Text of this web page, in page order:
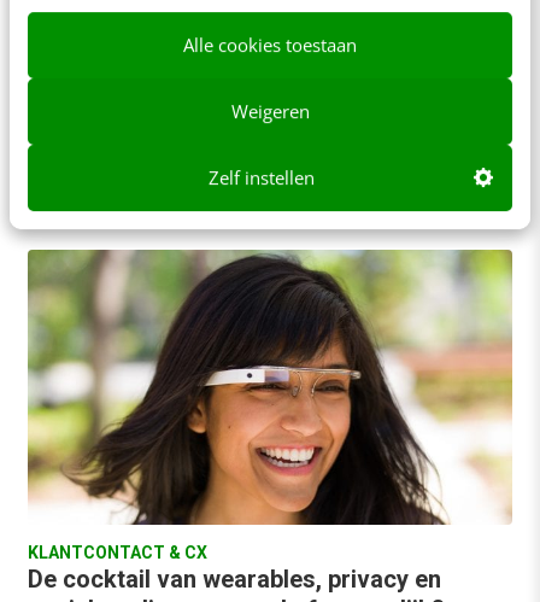
Alle cookies toestaan
Weigeren
Zelf instellen
komende 3 jaar
Wat is interessanter? De huidige grootheid van
mobiel of de toekomst van smartdevices? Het
onderscheid was opvallend op de 5e Mobile
Convention…
Lorentz Stout· 12 jaar geleden
KLANTCONTACT & CX
De cocktail van wearables, privacy en